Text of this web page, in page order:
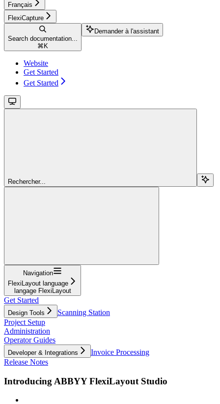
Français
FlexiCapture
Search documentation...
⌘ K
Demander à l'assistant
Website
Get Started
Get Started
Rechercher...
Navigation
FlexiLayout language
langage FlexiLayout
Get Started
Design Tools
Scanning Station
Project Setup
Administration
Operator Guides
Developer & Integrations
Invoice Processing
Release Notes
Introducing ABBYY FlexiLayout Studio